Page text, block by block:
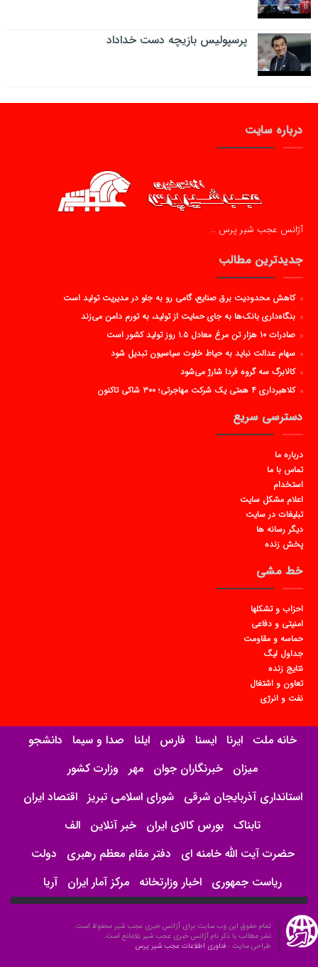
پرسپولیس بازیچه دست خداداد
درباره سایت
آژانس عجب شیر پرس …
جدیدترین مطالب
کاهش محدودیت برق صنایع، گامی رو به جلو در مدیریت تولید است
بنگاه‌داری بانک‌ها به جای حمایت از تولید، به تورم دامن می‌زند
صادرات ۱۰ هزار تن مرغ معادل ۱.۵ روز تولید کشور است
سهام عدالت نباید به حیاط خلوت سیاسیون تبدیل شود
کالابرگ سه گروه فردا شارژ می‌شود
کلاهبرداری ۴ همتی یک شرکت مهاجرتی؛ ۳۰۰ شاکی تاکنون
دسترسی سریع
درباره ما
تماس با ما
استخدام
اعلام مشکل سایت
تبلیغات در سایت
دیگر رسانه ها
پخش زنده
خط مشی
احزاب و تشکلها
امنیتی و دفاعی
حماسه و مقاومت
جداول لیگ
نتایج زنده
تعاون و اشتغال
نفت و انرژی
خانه ملت ایرنا ایسنا فارس ایلنا صدا و سیما دانشجو
میزان خبرنگاران جوان مهر وزارت کشور
استانداری آذربایجان شرقی
شورای اسلامی تبریز اقتصاد ایران
تابناک بورس کالای ایران خبر آنلاین الف
حضرت آیت الله خامنه ای
دفتر مقام معظم رهبری
دولت
ریاست جمهوری اخبار وزارتخانه مرکز آمار ایران آریا
تمام حقوق این وب سایت برای آژانس خبری عجب شیر محفوظ است.
نشر مطالب با ذکر نام آژانس خبری عجب شیر بلامانع است.
طراحی سایت : فناوری اطلاعات عجب شیر پرس